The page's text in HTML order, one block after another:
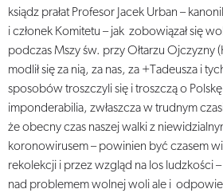
ksiądz prałat Profesor Jacek Urban –
i członek Komitetu – jak zobowiązał się
podczas Mszy św. przy Ołtarzu Ojczyzny
modlił się za nią, za nas, za +Tadeusza i
sposobów troszczyli się i troszczą o
imponderabilia, zwłaszcza w trudnym
że obecny czas naszej walki z
koronowirusem – powinien być czasem
rekolekcji i przez wzgląd na los ludzkości
nad problemem wolnej woli ale i